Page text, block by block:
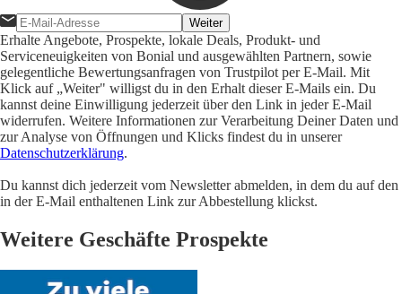
Weiter
Erhalte Angebote, Prospekte, lokale Deals, Produkt- und
Serviceneuigkeiten von Bonial und ausgewählten Partnern, sowie
gelegentliche Bewertungsanfragen von Trustpilot per E-Mail. Mit
Klick auf „Weiter" willigst du in den Erhalt dieser E-Mails ein. Du
kannst deine Einwilligung jederzeit über den Link in jeder E-Mail
widerrufen. Weitere Informationen zur Verarbeitung Deiner Daten und
zur Analyse von Öffnungen und Klicks findest du in unserer
Datenschutzerklärung.
Du kannst dich jederzeit vom Newsletter abmelden, in dem du auf den
in der E-Mail enthaltenen Link zur Abbestellung klickst.
Weitere Geschäfte Prospekte